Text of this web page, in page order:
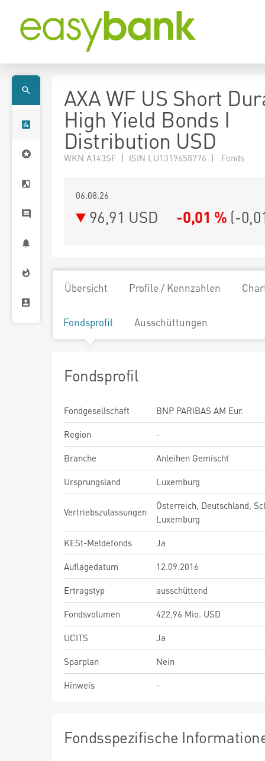
AXA WF US Short
High Yield Bonds I
Distribution USD
WKN A143SF | ISIN LU1319658776 | Fonds
06.08.26
96,91 USD -0,01 % (-
Übersicht Profile / Kennzahlen
Fondsprofil Ausschüttungen
Fondsprofil
Fondgesellschaft
BNP PARIBAS AM Eur.
Region
-
Branche
Anleihen Gemischt
Ursprungsland
Luxemburg
Vertriebszulassungen
Österreich, Deutschland,
Luxemburg
KESt-Meldefonds
Ja
Auflagedatum
12.09.2016
Ertragstyp
ausschüttend
Fondsvolumen
422,96 Mio. USD
UCITS
Ja
Sparplan
Nein
Hinweis
-
Fondsspezifische